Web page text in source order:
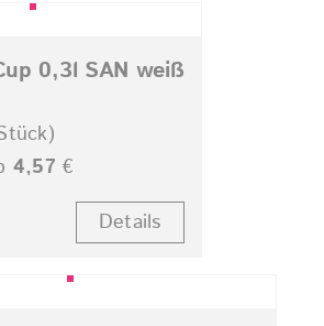
0,3l SAN weiß
4,57 €
Details